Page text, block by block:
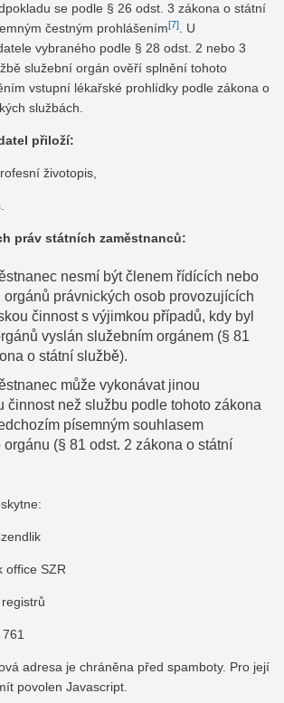
se podle § 26 odst. 3 zákona o státní
čestným prohlášením[7]
. U
vybraného podle § 28 odst. 2 nebo 3
služební orgán ověří splnění tohoto
vstupní lékařské prohlídky podle zákona o
službách.
přiloží:
životopis,
práv státních zaměstnanců:
nesmí být členem řídících nebo
orgánů právnických osob provozujících
činnost s výjimkou případů, kdy byl
vyslán služebním orgánem (§ 81
o státní službě).
může vykonávat jinou
činnost než službu podle tohoto zákona
písemným souhlasem
(§ 81 odst. 2 zákona o státní
office SZR
adresa je chráněna před spamboty. Pro její
povolen Javascript.